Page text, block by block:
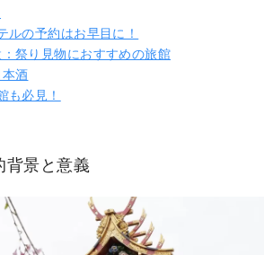
ルの予約はお早目に！
祭り見物におすすめの旅館
酒
も必見！
背景と意義